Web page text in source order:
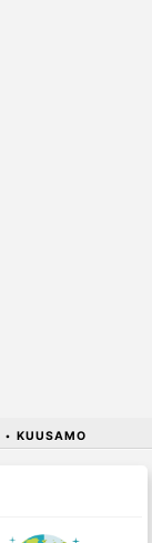
• KUUSAMO